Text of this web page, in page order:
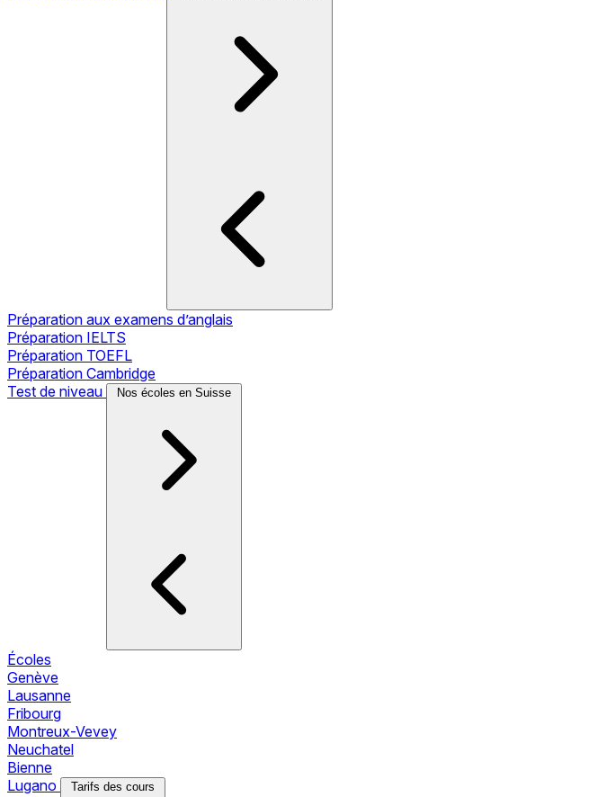
Préparation aux examens d’anglais
Préparation IELTS
Préparation TOEFL
Préparation Cambridge
Test de niveau
Nos écoles en Suisse
Écoles
Genève
Lausanne
Fribourg
Montreux-Vevey
Neuchatel
Bienne
Lugano
Tarifs des cours